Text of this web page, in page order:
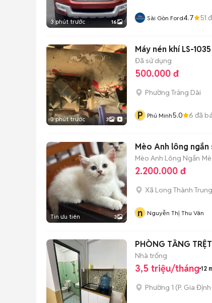
3 phút trước 16 Sài Gòn Ford4.7 51
3 phút trước 3
Máy nén khí LS-
Đã sử dụng
500.000 đ
Phường Trảng Dài
P Phú Minh5.0 6 đã
Tin ưu tiên 3
Mèo Anh lông
Mèo Anh Lông Ngắn
2.200.000 đ
Xã Long Thành Trung
n Nguyễn Thị Thu Vân
PHÒNG TẦNG
Nhà trống
3,5 triệu/tháng 12
Phường 1 (P. Gia Định